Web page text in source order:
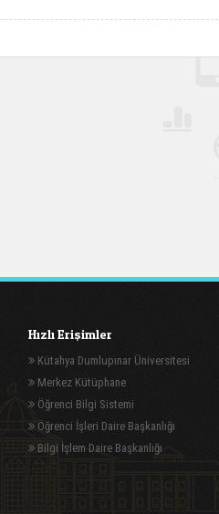
Hızlı Erişimler
Kütahya Dumlupınar Üniversitesi
Merkez Kütüphane
Öğrenci Bilgi Sistemi
Öğrenci İşleri Daire Başkanlığı
Bilgi İşlem Daire Başkanlığı